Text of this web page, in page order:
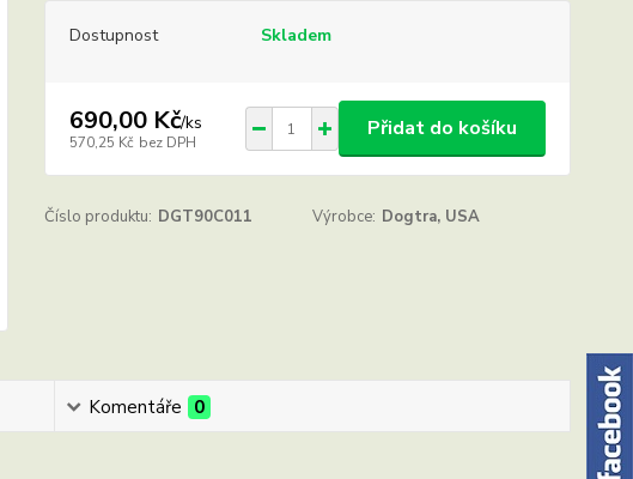
Dostupnost Skladem
690,00 Kč/ks
570,25 Kč bez DPH
Přidat do košíku
Číslo produktu: DGT90C011 Výrobce: Dogtra, USA
Komentáře 0